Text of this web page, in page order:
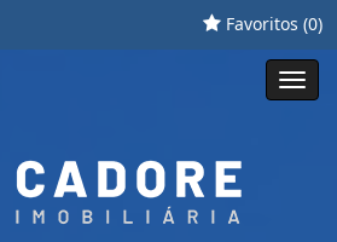
Favoritos (0)